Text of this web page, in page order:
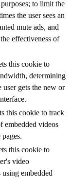
to limit the
the user sees an
mute ads, and
effectiveness of
this cookie to
determining
user gets the new or
this cookie to track
embedded videos
this cookie to
video
using embedded